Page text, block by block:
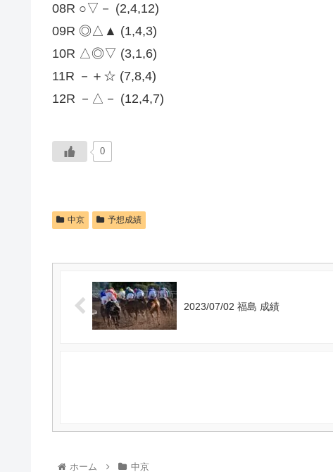
08R ○▽－ (2,4,12)
09R ◎△▲ (1,4,3)
10R △◎▽ (3,1,6)
11R －＋☆ (7,8,4)
12R －△－ (12,4,7)
0
中京 予想成績
2023/07/02 福島 成績
ホーム 中京